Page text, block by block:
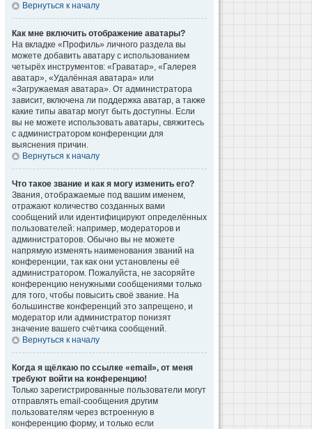
Вернуться к началу
Как мне включить отображение аватары?
На вкладке «Профиль» личного раздела вы
можете добавить аватару с использованием
четырёх инструментов: «Граватар», «Галерея
аватар», «Удалённая аватара» или
«Загружаемая аватара». От администратора
зависит, включена ли поддержка аватар, а также
какие типы аватар могут быть доступны. Если
вы не можете использовать аватары, свяжитесь
с администратором конференции для
выяснения причин.
Вернуться к началу
Что такое звание и как я могу изменить его?
Звания, отображаемые под вашим именем,
отражают количество созданных вами
сообщений или идентифицируют определённых
пользователей: например, модераторов и
администраторов. Обычно вы не можете
напрямую изменять наименования званий на
конференции, так как они установлены её
администратором. Пожалуйста, не засоряйте
конференцию ненужными сообщениями только
для того, чтобы повысить своё звание. На
большинстве конференций это запрещено, и
модератор или администратор понизят
значение вашего счётчика сообщений.
Вернуться к началу
Когда я щёлкаю по ссылке «email», от меня
требуют войти на конференцию!
Только зарегистрированные пользователи могут
отправлять email-сообщения другим
пользователям через встроенную в
конференцию форму, и только если